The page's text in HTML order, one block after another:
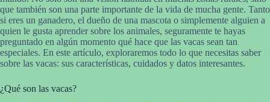
que también son una parte importante de la vida de mucha gente. Tanto
si eres un ganadero, el dueño de una mascota o simplemente alguien a
quien le gusta aprender sobre los animales, seguramente te hayas
preguntado en algún momento qué hace que las vacas sean tan
especiales. En este artículo, exploraremos todo lo que necesitas saber
sobre las vacas: sus características, cuidados y datos interesantes.
¿Qué son las vacas?